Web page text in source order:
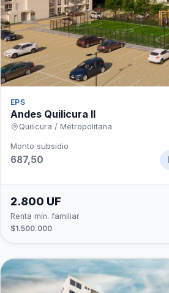
EPS
Andes Quilicura II
Quilicura / Metropolitana
Monto subsidio
687,50
2.800 UF
Renta mín. familiar
$1.500.000